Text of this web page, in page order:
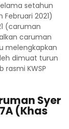
setahun
2021)
(caruman
caruman
melengkapkan
dimuat turun
rasmi KWSP
Syer
(Khas